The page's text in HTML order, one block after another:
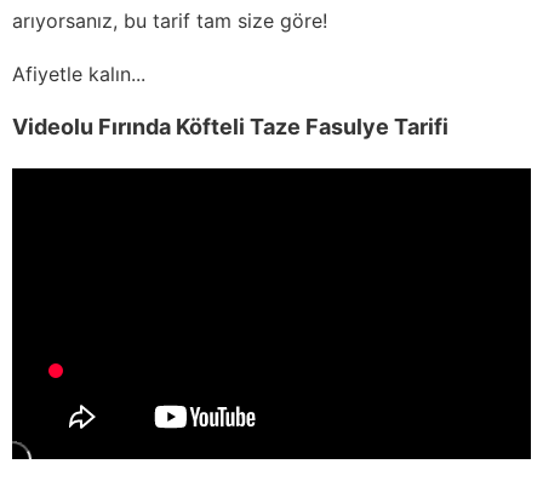
arıyorsanız, bu tarif tam size göre!
Afiyetle kalın...
Videolu Fırında Köfteli Taze Fasulye Tarifi